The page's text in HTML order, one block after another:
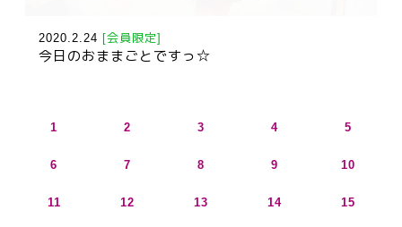
2020.2.24 [会員限定]
今日のおままごとですっ☆
1 2 3 4 5
6 7 8 9 10
11 12 13 14 15